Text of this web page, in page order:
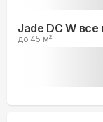
Jade DC W
до 45 м²